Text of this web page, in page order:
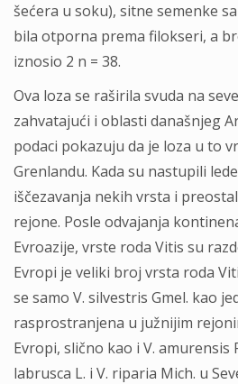
šećera u soku), sitne semenke
bila otporna prema filokseri, a
iznosio 2 n = 38.
Ova loza se raširila svuda na
zahvatajući i oblasti današnjeg
podaci pokazuju da je loza u to
Grenlandu. Kada su nastupili
iščezavanja nekih vrsta i
rejone. Posle odvajanja
Evroazije, vrste roda Vitis su
Evropi je veliki broj vrsta roda
se samo V. silvestris Gmel. kao
rasprostranjena u južnijim
Evropi, slično kao i V. amurensis
labrusca L. i V. riparia Mich. u